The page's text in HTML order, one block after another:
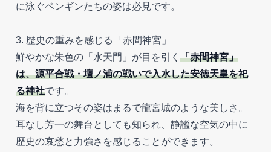
に泳ぐペンギンたちの姿は必見です。
3. 歴史の重みを感じる「赤間神宮」
鮮やかな朱色の「水天門」が目を引く 「赤間神宮」
は、源平合戦・壇ノ浦の戦いで入水した安徳天皇を祀
る神社です。
海を背に立つその姿はまるで龍宮城のような美しさ。
耳なし芳一の舞台としても知られ、静謐な空気の中に
歴史の哀愁と力強さを感じることができます。